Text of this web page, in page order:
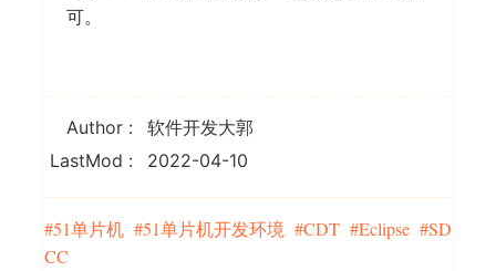
可。
Author
软件开发大郭
LastMod
2022-04-10
51单片机 51单片机开发环境 CDT Eclipse
SD
CC